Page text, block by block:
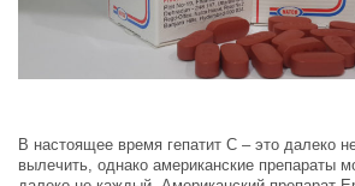
В настоящее время гепатит С – это далеко
вылечить, однако американские препараты